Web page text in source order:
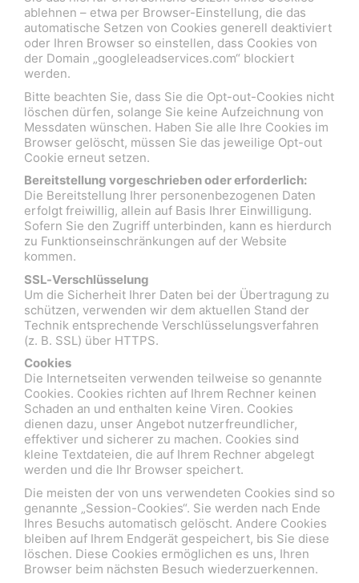
ablehnen – etwa per Browser-Einstellung, die das
automatische Setzen von Cookies generell deaktiviert
oder Ihren Browser so einstellen, dass Cookies von
der Domain „googleleadservices.com“ blockiert
werden.
Bitte beachten Sie, dass Sie die Opt-out-Cookies nicht
löschen dürfen, solange Sie keine Aufzeichnung von
Messdaten wünschen. Haben Sie alle Ihre Cookies im
Browser gelöscht, müssen Sie das jeweilige Opt-out
Cookie erneut setzen.
Bereitstellung vorgeschrieben oder erforderlich:
Die Bereitstellung Ihrer personenbezogenen Daten
erfolgt freiwillig, allein auf Basis Ihrer Einwilligung.
Sofern Sie den Zugriff unterbinden, kann es hierdurch
zu Funktionseinschränkungen auf der Website
kommen.
SSL-Verschlüsselung
Um die Sicherheit Ihrer Daten bei der Übertragung zu
schützen, verwenden wir dem aktuellen Stand der
Technik entsprechende Verschlüsselungsverfahren
(z. B. SSL) über HTTPS.
Cookies
Die Internetseiten verwenden teilweise so genannte
Cookies. Cookies richten auf Ihrem Rechner keinen
Schaden an und enthalten keine Viren. Cookies
dienen dazu, unser Angebot nutzerfreundlicher,
effektiver und sicherer zu machen. Cookies sind
kleine Textdateien, die auf Ihrem Rechner abgelegt
werden und die Ihr Browser speichert.
Die meisten der von uns verwendeten Cookies sind so
genannte „Session-Cookies“. Sie werden nach Ende
Ihres Besuchs automatisch gelöscht. Andere Cookies
bleiben auf Ihrem Endgerät gespeichert, bis Sie diese
löschen. Diese Cookies ermöglichen es uns, Ihren
Browser beim nächsten Besuch wiederzuerkennen.